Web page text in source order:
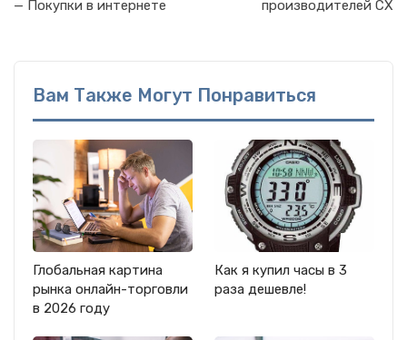
— Покупки в интернете
производителей СХ
Вам Также Могут Понравиться
Глобальная картина
рынка онлайн-торговли
в 2026 году
Как я купил часы в 3
раза дешевле!